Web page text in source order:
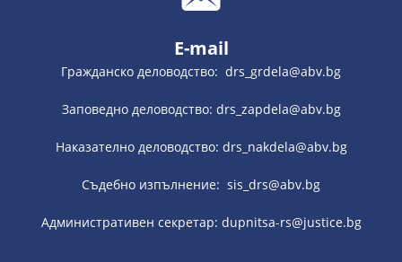
E-mail
Гражданско деловодство: drs_grdela@abv.bg
Заповедно деловодство: drs_zapdela@abv.bg
Наказателно деловодство: drs_nakdela@abv.bg
Съдебно изпълнение: sis_drs@abv.bg
Административен секретар: dupnitsa-rs@justice.bg